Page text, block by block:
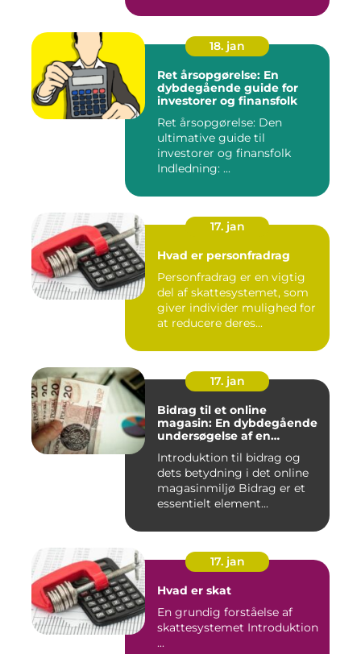
18. jan
Ret årsopgørelse: En
dybdegående guide for
investorer og finansfolk
Ret årsopgørelse: Den
ultimative guide til
investorer og finansfolk
Indledning: ...
17. jan
Hvad er personfradrag
Personfradrag er en vigtig
del af skattesystemet, som
giver individer mulighed for
at reducere deres...
17. jan
Bidrag til et online
magasin: En dybdegående
undersøgelse af en
udgivelser
Introduktion til bidrag og
dets betydning i det online
magasinmiljø Bidrag er et
essentielt element...
17. jan
Hvad er skat
En grundig forståelse af
skattesystemet Introduktion
...